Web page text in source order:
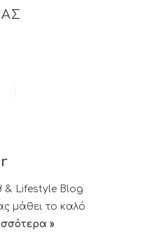
& Lifestyle Blog
μάθει το καλό
»